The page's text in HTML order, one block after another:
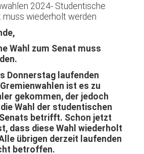
2024- Studentische
muss wiederholt werden
Wahl zum Senat muss
Donnerstag laufenden
ist es zu
gekommen, der jedoch
Wahl der studentischen
betrifft. Schon jetzt
dass diese Wahl wiederholt
übrigen derzeit laufenden
betroffen.